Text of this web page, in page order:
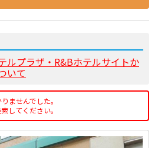
ルプラザ・R&Bホテルサイトか
いて
ませんでした。
してください。